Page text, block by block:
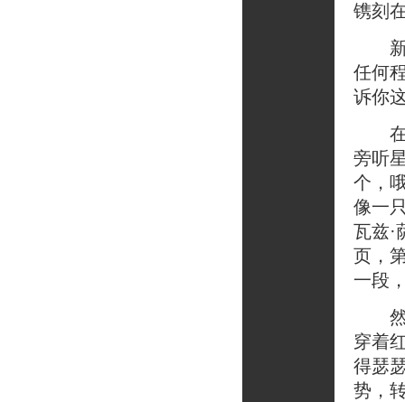
镌刻
新
任何
诉你
在
旁听
个，
像一
瓦兹·
页，
一段
然
穿着
得瑟
势，